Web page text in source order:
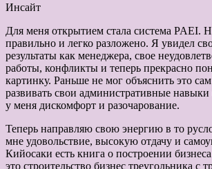
Инсайт
Для меня открытием стала система PAEI.
правильно и легко разложено. Я увидел
результаты как менеджера, свое
работы, конфликты и теперь прекрасно
картинку. Раньше не мог объяснить это
развивать свои административные
у меня дискомфорт и разочарование.
Теперь направляю свою энергию в то
мне удовольствие, высокую отдачу и
Кийосаки есть книга о построении
это строительство бизнес треугольника с